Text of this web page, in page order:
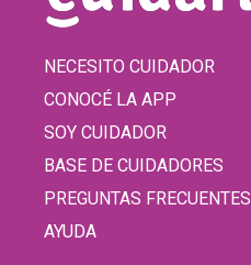
NECESITO CUIDADOR
CONOCÉ LA APP
SOY CUIDADOR
BASE DE CUIDADORES
PREGUNTAS FRECUENTES
AYUDA